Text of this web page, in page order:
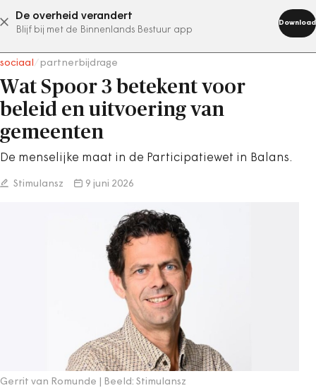
De overheid verandert
Blijf bij met de Binnenlands Bestuur app
Download
abonneer nu
sociaal partnerbijdrage
Wat Spoor 3 betekent voor
beleid en uitvoering van
gemeenten
De menselijke maat in de Participatiewet in Balans.
Stimulansz 9 juni 2026
Gerrit van Romunde | Beeld: Stimulansz